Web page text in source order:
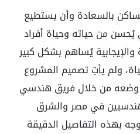
بالسعادة وأن يستطيع
يُحسن من حياته وحياة أفراد
والإيجابية يُساهم بشكل كبير
ولم يأتِ تصميم المشروع
وضعه من خلال فريق هندسي
في مصر والشرق
بهذه التفاصيل الدقيقة